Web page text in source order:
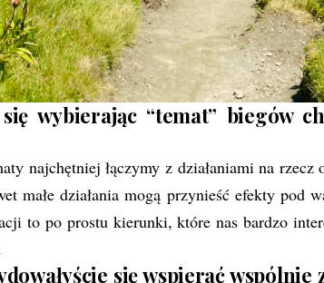
wybierając “temat” biegów
najchętniej łączymy z działaniami na
małe działania mogą przynieść efekty pod
to po prostu kierunki, które nas bardzo
się wspierać wspólnie